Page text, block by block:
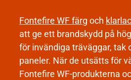
Fontefire WF färg och
att ge ett brandskydd på
för invändiga träväggar, tak
paneler. När de utsätts för
Fontefire WF-produkterna